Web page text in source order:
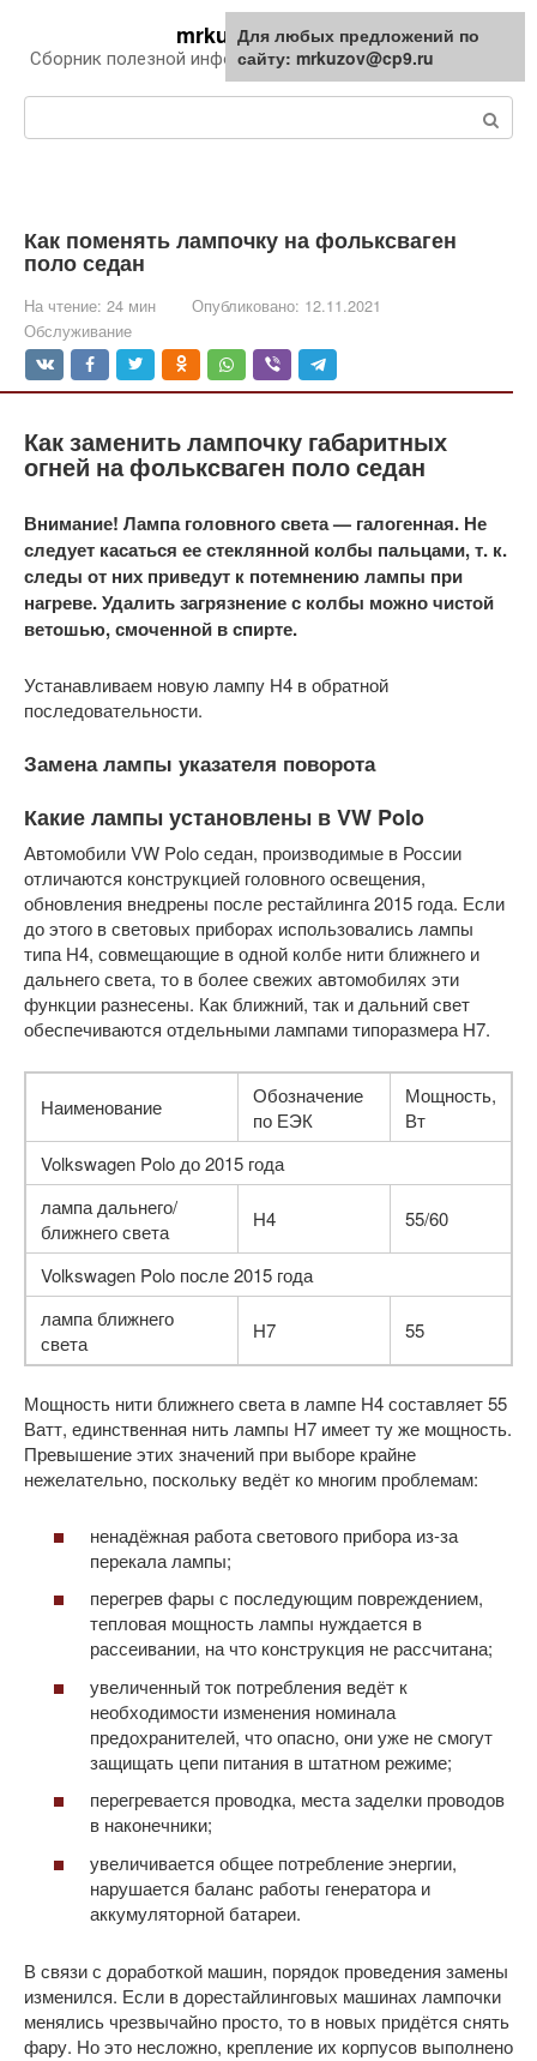
контенту
mrkuzov.ru
Сборник полезной информации про автомобили
Как поменять лампочку на фольксваген
поло седан
На чтение: 24 мин Опубликовано: 12.11.2021
Обслуживание
Как заменить лампочку габаритных
огней на фольксваген поло седан
Внимание! Лампа головного света — галогенная. Не
следует касаться ее стеклянной колбы пальцами, т. к.
следы от них приведут к потемнению лампы при
нагреве. Удалить загрязнение с колбы можно чистой
ветошью, смоченной в спирте.
Устанавливаем новую лампу Н4 в обратной
последовательности.
Замена лампы указателя поворота
Какие лампы установлены в VW Polo
Автомобили VW Polo седан, производимые в России
отличаются конструкцией головного освещения,
обновления внедрены после рестайлинга 2015 года. Если
до этого в световых приборах использовались лампы
типа H4, совмещающие в одной колбе нити ближнего и
дальнего света, то в более свежих автомобилях эти
функции разнесены. Как ближний, так и дальний свет
обеспечиваются отдельными лампами типоразмера H7.
Наименование
Обозначение
по ЕЭК
Мощность,
Вт
Volkswagen Polo до 2015 года
лампа дальнего/
ближнего света
H4 55/60
Volkswagen Polo после 2015 года
лампа ближнего
света
H7 55
Мощность нити ближнего света в лампе H4 составляет 55
Ватт, единственная нить лампы H7 имеет ту же мощность.
Превышение этих значений при выборе крайне
нежелательно, поскольку ведёт ко многим проблемам:
ненадёжная работа светового прибора из-за
перекала лампы;
перегрев фары с последующим повреждением,
тепловая мощность лампы нуждается в
рассеивании, на что конструкция не рассчитана;
увеличенный ток потребления ведёт к
необходимости изменения номинала
предохранителей, что опасно, они уже не смогут
защищать цепи питания в штатном режиме;
перегревается проводка, места заделки проводов
в наконечники;
увеличивается общее потребление энергии,
нарушается баланс работы генератора и
аккумуляторной батареи.
В связи с доработкой машин, порядок проведения замены
изменился. Если в дорестайлинговых машинах лампочки
менялись чрезвычайно просто, то в новых придётся снять
фару. Но это несложно, крепление их корпусов выполнено
Для любых предложений по
сайту: mrkuzov@cp9.ru
Для любых предложений по
сайту: mrkuzov@cp9.ru